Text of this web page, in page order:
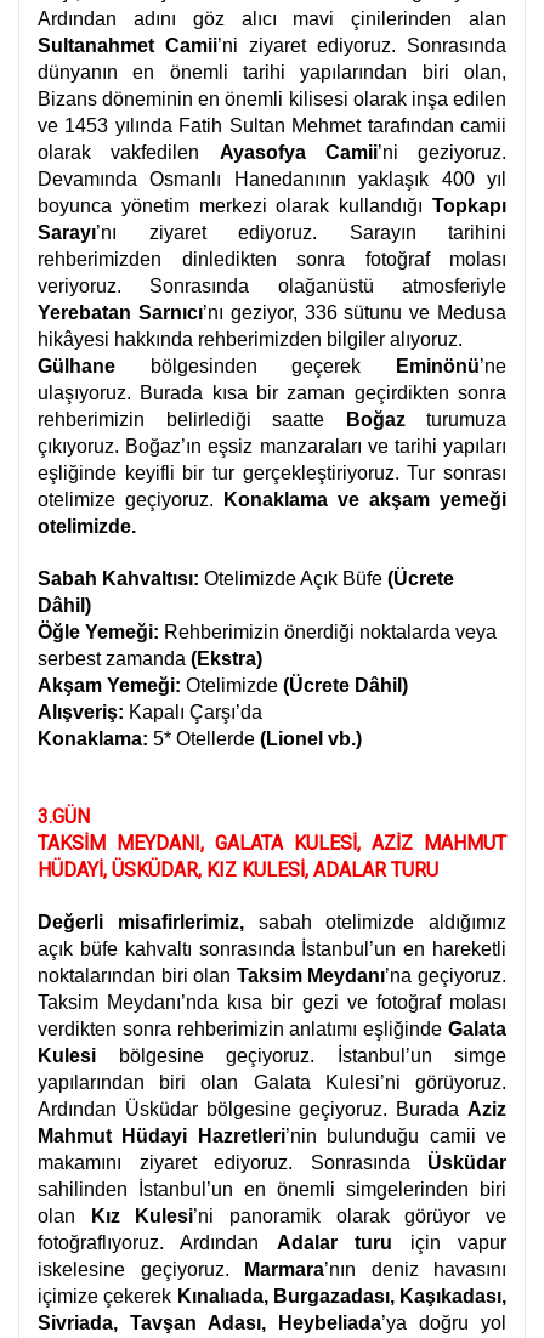
Ardından adını göz alıcı mavi çinilerinden alan
Sultanahmet Camii’ni ziyaret ediyoruz. Sonrasında
dünyanın en önemli tarihi yapılarından biri olan,
Bizans döneminin en önemli kilisesi olarak inşa edilen
ve 1453 yılında Fatih Sultan Mehmet tarafından camii
olarak vakfedilen Ayasofya Camii’ni geziyoruz.
Devamında Osmanlı Hanedanının yaklaşık 400 yıl
boyunca yönetim merkezi olarak kullandığı Topkapı
Sarayı’nı ziyaret ediyoruz. Sarayın tarihini
rehberimizden dinledikten sonra fotoğraf molası
veriyoruz. Sonrasında olağanüstü atmosferiyle
Yerebatan Sarnıcı’nı geziyor, 336 sütunu ve Medusa
hikâyesi hakkında rehberimizden bilgiler alıyoruz.
Gülhane bölgesinden geçerek Eminönü’ne
ulaşıyoruz. Burada kısa bir zaman geçirdikten sonra
rehberimizin belirlediği saatte
Boğazturumuza
çıkıyoruz. Boğaz’ın eşsiz manzaraları ve tarihi yapıları
eşliğinde keyifli bir tur gerçekleştiriyoruz. Tur sonrası
otelimize geçiyoruz.
Konaklama ve akşam yemeği
otelimizde.
Sabah Kahvaltısı: Otelimizde Açık Büfe (Ücrete
Dâhil)
Öğle Yemeği: Rehberimizin önerdiği noktalarda veya
serbest zamanda (Ekstra)
Akşam Yemeği: Otelimizde (Ücrete Dâhil)
Alışveriş: Kapalı Çarşı’da
Konaklama: 5* Otellerde (Lionel vb.)
3.GÜN
TAKSİM MEYDANI, GALATA KULESİ, AZİZ MAHMUT
HÜDAYİ, ÜSKÜDAR, KIZ KULESİ, ADALAR TURU
Değerli misafirlerimiz,sabah otelimizde aldığımız
açık büfe kahvaltı sonrasında İstanbul’un en hareketli
noktalarından biri olan Taksim Meydanı’na geçiyoruz.
Taksim Meydanı’nda kısa bir gezi ve fotoğraf molası
verdikten sonra rehberimizin anlatımı eşliğinde Galata
Kulesi bölgesine geçiyoruz. İstanbul’un simge
yapılarından biri olan Galata Kulesi’ni görüyoruz.
Ardından Üsküdar bölgesine geçiyoruz. Burada Aziz
Mahmut Hüdayi Hazretleri’nin bulunduğu camii ve
makamını ziyaret ediyoruz. Sonrasında Üsküdar
sahilinden İstanbul’un en önemli simgelerinden biri
olan
Kız Kulesi’ni panoramik olarak görüyor ve
fotoğraflıyoruz. Ardından Adalar turu için vapur
iskelesine geçiyoruz.
Marmara’nın deniz havasını
içimize çekerek Kınalıada, Burgazadası, Kaşıkadası,
Sivriada, Tavşan Adası, Heybeliada’ya doğru yol